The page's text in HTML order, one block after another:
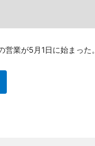
業が5月1日に始まった。